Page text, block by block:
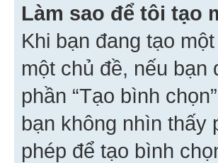
Làm sao để tôi tạo
Khi bạn đang tạo
một chủ đề, nếu
phần “Tạo bình
bạn không nhìn thấy
phép để tạo bình